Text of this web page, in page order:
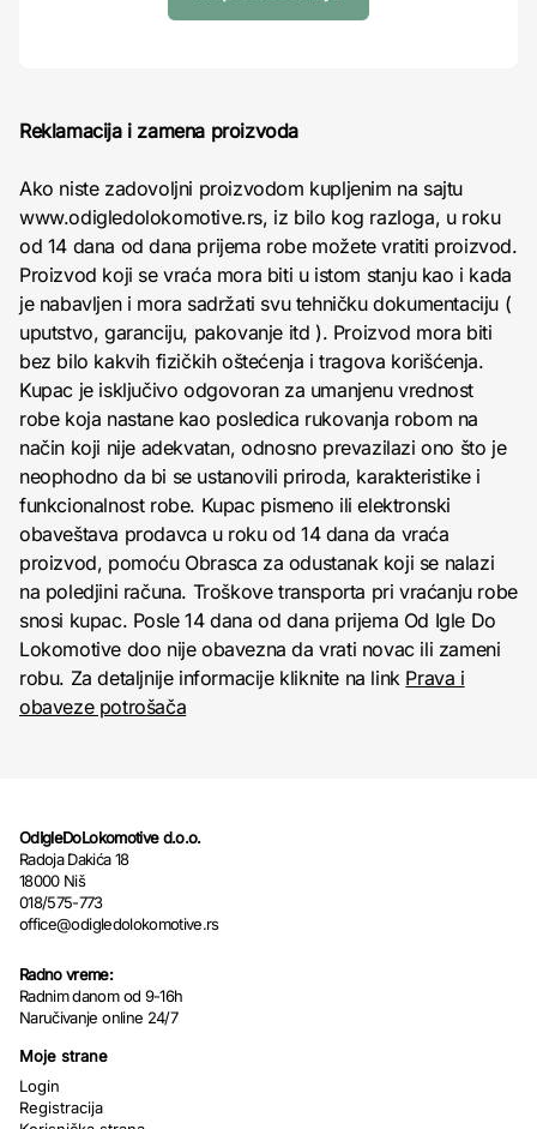
Reklamacija i zamena proizvoda
Ako niste zadovoljni proizvodom kupljenim na sajtu
www.odigledolokomotive.rs, iz bilo kog razloga, u roku
od 14 dana od dana prijema robe možete vratiti proizvod.
Proizvod koji se vraća mora biti u istom stanju kao i kada
je nabavljen i mora sadržati svu tehničku dokumentaciju (
uputstvo, garanciju, pakovanje itd ). Proizvod mora biti
bez bilo kakvih fizičkih oštećenja i tragova korišćenja.
Kupac je isključivo odgovoran za umanjenu vrednost
robe koja nastane kao posledica rukovanja robom na
način koji nije adekvatan, odnosno prevazilazi ono što je
neophodno da bi se ustanovili priroda, karakteristike i
funkcionalnost robe. Kupac pismeno ili elektronski
obaveštava prodavca u roku od 14 dana da vraća
proizvod, pomoću Obrasca za odustanak koji se nalazi
na poledjini računa. Troškove transporta pri vraćanju robe
snosi kupac. Posle 14 dana od dana prijema Od Igle Do
Lokomotive doo nije obavezna da vrati novac ili zameni
robu. Za detaljnije informacije kliknite na link Prava i
obaveze potrošača
OdIgleDoLokomotive d.o.o.
Radoja Dakića 18
18000 Niš
018/575-773
office@odigledolokomotive.rs
Radno vreme:
Radnim danom od 9-16h
Naručivanje online 24/7
Moje strane
Login
Registracija